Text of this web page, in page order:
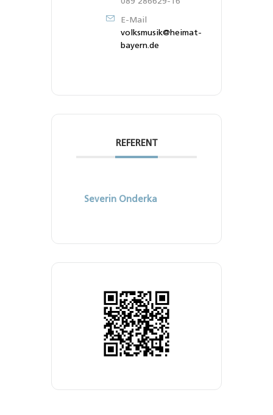
E-Mail
volksmusik@heimat-
bayern.de
REFERENT
Severin Onderka